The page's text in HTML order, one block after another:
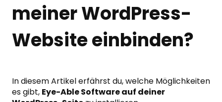
meiner WordPress-
Website einbinden?
In diesem Artikel erfährst du, welche Möglichkeiten
es gibt, Eye-Able Software auf deiner